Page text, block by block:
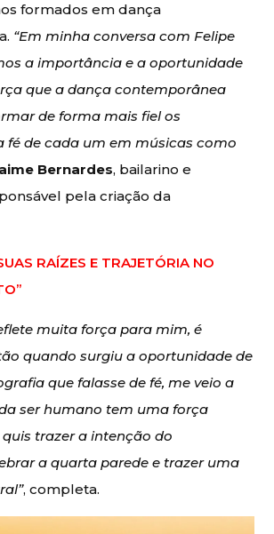
formados em dança
“Em minha conversa com Felipe
a importância e a oportunidade
que a dança contemporânea
de forma mais fiel os
fé de cada um em músicas como
Bernardes, bailarino e
pela criação da
RAÍZES E TRAJETÓRIA NO
muita força para mim, é
quando surgiu a oportunidade de
que falasse de fé, me veio a
ser humano tem uma força
quis trazer a intenção do
a quarta parede e trazer uma
, completa.